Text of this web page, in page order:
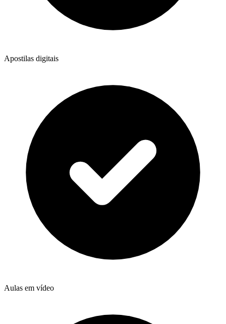
Apostilas digitais
Aulas em vídeo